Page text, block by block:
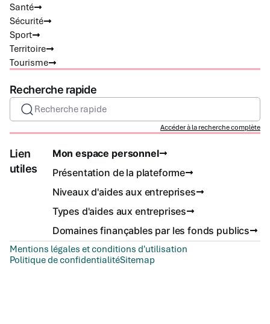
Santé
Sécurité
Sport
Territoire
Tourisme
Recherche rapide
Recherche rapide
Accéder à la recherche complète
Lien
utiles
Mon espace personnel
Présentation de la plateforme
Niveaux d'aides aux entreprises
Types d'aides aux entreprises
Domaines finançables par les fonds publics
Mentions légales et conditions d'utilisation
Politique de confidentialitéSitemap